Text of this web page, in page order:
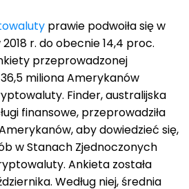
prawie podwoiła się w
2018 r. do obecnie 14,4 proc.
przeprowadzonej
miliona Amerykanów
Finder, australijska
finansowe, przeprowadziła
aby dowiedzieć się,
w Stanach Zjednoczonych
Ankieta została
Według niej, średnia